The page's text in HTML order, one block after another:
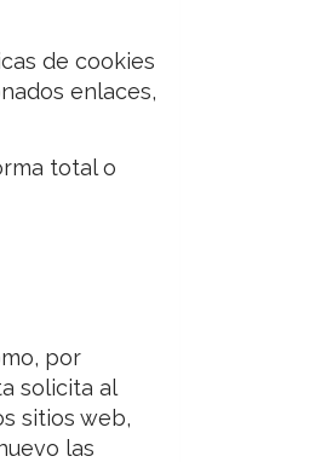
de cookies
enlaces,
total o
por
solicita al
sitios web,
las